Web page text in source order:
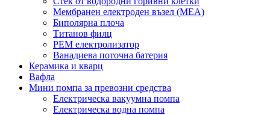
Мембранен електроден възел (MEA)
Биполярна плоча
Титанов филц
PEM електролизатор
Ванадиева поточна батерия
Керамика и кварц
Вафла
Мини помпа за превозни средства
Електрическа вакуумна помпа
Електрическа водна помпа